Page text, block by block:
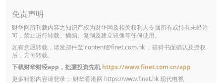
免责声明
财华网所刊载内容之知识产权为财华网及相关权利人专属所有或持有未经许
可，禁止进行转载、摘编、复制及建立镜像等任何使用。
如有意愿转载，请发邮件至 content@finet.com.hk ，获得书面确认及授权
后，方可转载。
下载财华财经app，把握投资先机 https://www.finet.com.cn/app
更多精彩内容请登录： 财华香港网 https://www.finet.hk现代电视